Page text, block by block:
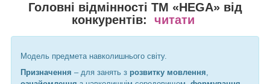
Головні відмінності ТМ «HEGA» від
конкурентів:
читати
Модель предмета навколишнього світу.
Призначення – для занять з розвитку мовлення